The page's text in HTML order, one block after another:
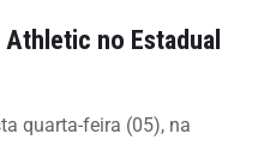
no Estadual
quarta-feira (05), na